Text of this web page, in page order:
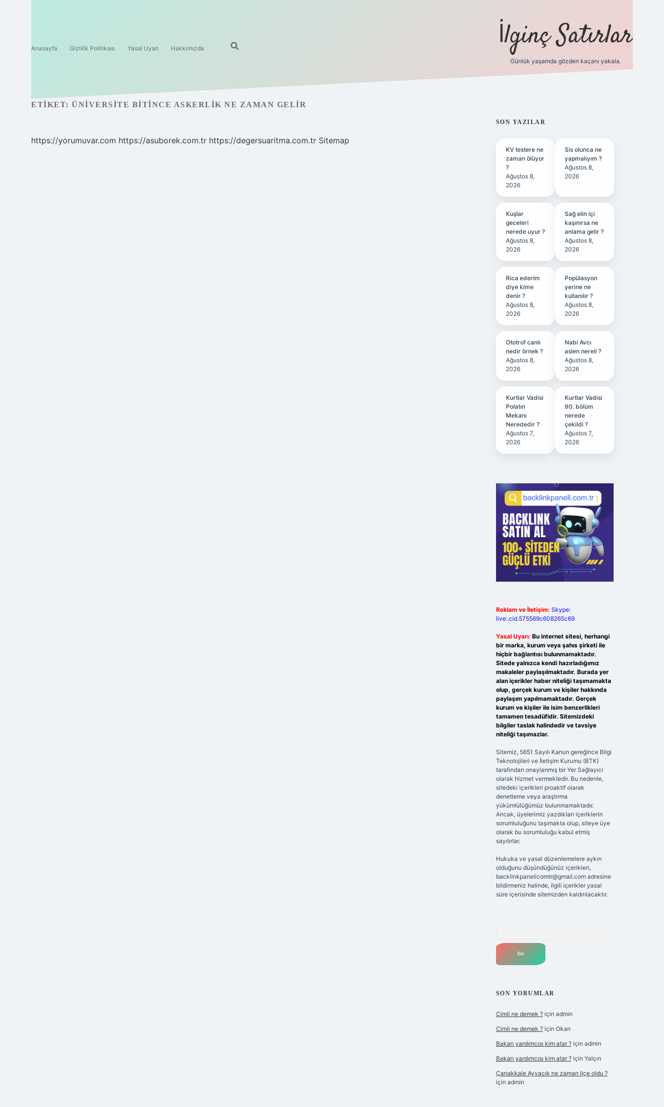
Anasayfa Gizlilik Politikası Yasal Uyarı Hakkımızda İlginç Satırlar
Günlük yaşamda gözden kaçanı yakala.
ETIKET: ÜNIVERSITE BITINCE ASKERLIK NE ZAMAN GELIR
https://yorumuvar.com https://asuborek.com.tr https://degersuaritma.com.tr Sitemap
SIDEBAR
SON YAZILAR
KV testere ne
zaman ölüyor
?
Ağustos 8,
2026
Sis olunca ne
yapmalıyım ?
Ağustos 8,
2026
Kuşlar
geceleri
nerede uyur ?
Ağustos 8,
2026
Sağ elin içi
kaşınırsa ne
anlama gelir ?
Ağustos 8,
2026
Rica ederim
diye kime
denir ?
Ağustos 8,
2026
Popülasyon
yerine ne
kullanılır ?
Ağustos 8,
2026
Ototrof canlı
nedir örnek ?
Ağustos 8,
2026
Nabi Avcı
aslen nereli ?
Ağustos 8,
2026
Kurtlar Vadisi
Polatın
Mekanı
Nerededir ?
Ağustos 7,
2026
Kurtlar Vadisi
90. bölüm
nerede
çekildi ?
Ağustos 7,
2026
Reklam ve İletişim: Skype:
live:.cid.575569c608265c69
Yasal Uyarı: Bu internet sitesi, herhangi
bir marka, kurum veya şahıs şirketi ile
hiçbir bağlantısı bulunmamaktadır.
Sitede yalnızca kendi hazırladığımız
makaleler paylaşılmaktadır. Burada yer
alan içerikler haber niteliği taşımamakta
olup, gerçek kurum ve kişiler hakkında
paylaşım yapılmamaktadır. Gerçek
kurum ve kişiler ile isim benzerlikleri
tamamen tesadüfidir. Sitemizdeki
bilgiler taslak halindedir ve tavsiye
niteliği taşımazlar.
Sitemiz, 5651 Sayılı Kanun gereğince Bilgi
Teknolojileri ve İletişim Kurumu (BTK)
tarafından onaylanmış bir Yer Sağlayıcı
olarak hizmet vermektedir. Bu nedenle,
sitedeki içerikleri proaktif olarak
denetleme veya araştırma
yükümlülüğümüz bulunmamaktadır.
Ancak, üyelerimiz yazdıkları içeriklerin
sorumluluğunu taşımakta olup, siteye üye
olarak bu sorumluluğu kabul etmiş
sayılırlar.
Hukuka ve yasal düzenlemelere aykırı
olduğunu düşündüğünüz içerikleri,
backlinkpanelicomtr@gmail.comadresine
bildirmeniz halinde, ilgili içerikler yasal
süre içerisinde sitemizden kaldırılacaktır.
SON YORUMLAR
Cimil ne demek ?için admin
Cimil ne demek ?için Okan
Bakan yardımcısı kim atar ?için admin
Bakan yardımcısı kim atar ?için Yalçın
Çanakkale Ayvacık ne zaman ilçe oldu ?
için admin